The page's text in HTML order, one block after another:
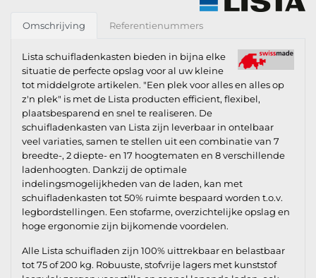
Omschrijving Referentienummers
Lista schuifladenkasten bieden in bijna elke
situatie de perfecte opslag voor al uw kleine
tot middelgrote artikelen. "Een plek voor alles en alles op
z'n plek" is met de Lista producten efficient, flexibel,
plaatsbesparend en snel te realiseren. De
schuifladenkasten van Lista zijn leverbaar in ontelbaar
veel variaties, samen te stellen uit een combinatie van 7
breedte-, 2 diepte- en 17 hoogtematen en 8 verschillende
ladenhoogten. Dankzij de optimale
indelingsmogelijkheden van de laden, kan met
schuifladenkasten tot 50% ruimte bespaard worden t.o.v.
legbordstellingen. Een stofarme, overzichtelijke opslag en
hoge ergonomie zijn bijkomende voordelen.
Alle Lista schuifladen zijn 100% uittrekbaar en belastbaar
tot 75 of 200 kg. Robuuste, stofvrije lagers met kunststof